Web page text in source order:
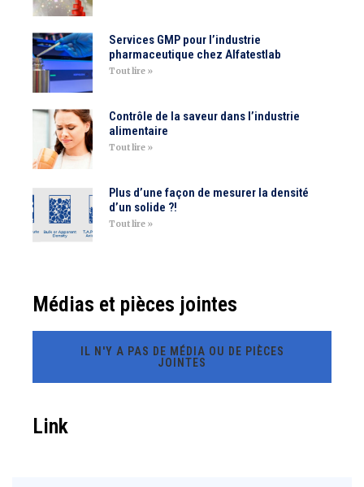
Services GMP pour l’industrie
pharmaceutique chez Alfatestlab
Tout lire »
Contrôle de la saveur dans l’industrie
alimentaire
Tout lire »
Plus d’une façon de mesurer la densité
d’un solide ?!
Tout lire »
Médias et pièces jointes
IL N'Y A PAS DE MÉDIA OU DE PIÈCES
JOINTES
Link